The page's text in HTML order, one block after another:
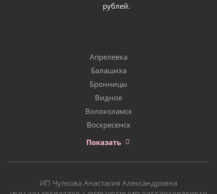
рублей.
Апрелевка
Балашиха
Бронницы
Видное
Волоколамск
Воскресенск
Показать
ИП Чулкова Анастасия Александровна